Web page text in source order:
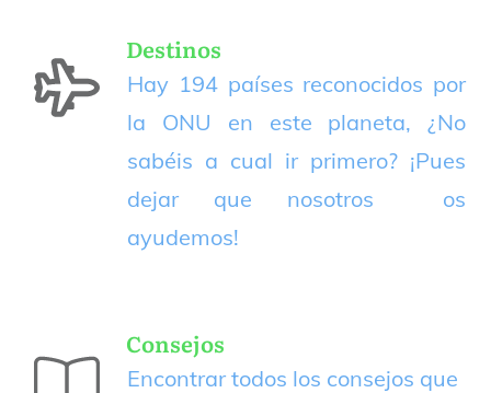
Destinos
Hay 194 países reconocidos por
la ONU en este planeta, ¿No
sabéis a cual ir primero? ¡Pues
dejar que nosotros os
ayudemos!
Consejos
Encontrar todos los consejos que